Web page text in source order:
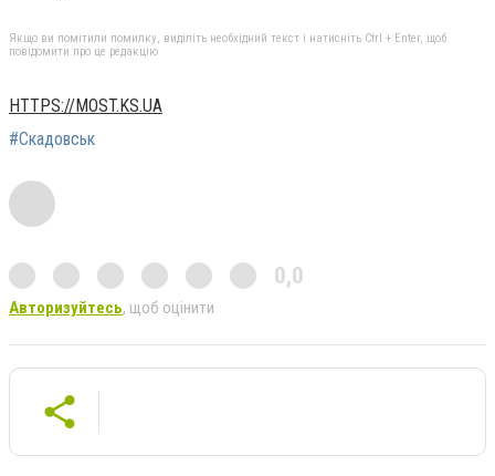
Якщо ви помітили помилку, виділіть необхідний текст і натисніть Ctrl + Enter, щоб
повідомити про це редакцію
HTTPS://MOST.KS.UA
#Скадовськ
0,0
Авторизуйтесь, щоб оцінити